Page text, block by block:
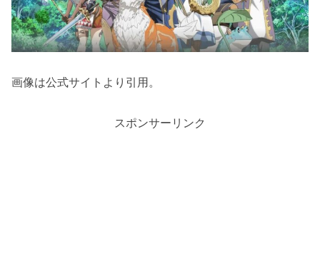
画像は公式サイトより引用。
スポンサーリンク